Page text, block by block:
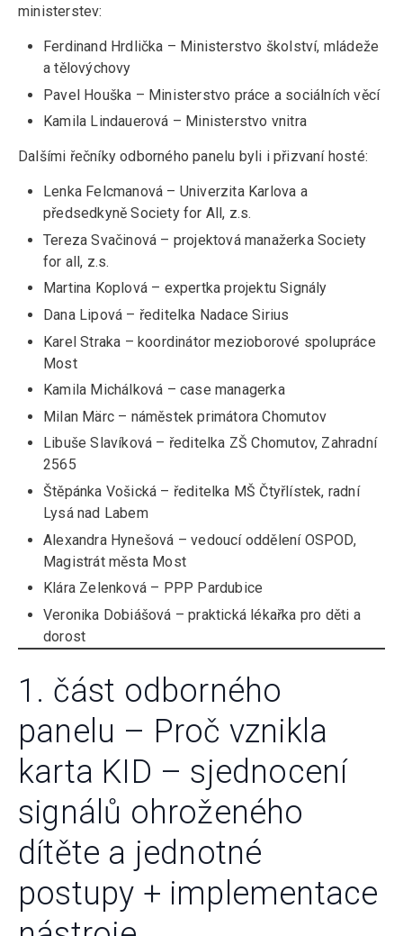
ministerstev:
Ferdinand Hrdlička – Ministerstvo školství, mládeže
a tělovýchovy
Pavel Houška – Ministerstvo práce a sociálních věcí
Kamila Lindauerová – Ministerstvo vnitra
Dalšími řečníky odborného panelu byli i přizvaní hosté:
Lenka Felcmanová – Univerzita Karlova a
předsedkyně Society for All, z.s.
Tereza Svačinová – projektová manažerka Society
for all, z.s.
Martina Koplová – expertka projektu Signály
Dana Lipová – ředitelka Nadace Sirius
Karel Straka – koordinátor mezioborové spolupráce
Most
Kamila Michálková – case managerka
Milan Märc – náměstek primátora Chomutov
Libuše Slavíková – ředitelka ZŠ Chomutov, Zahradní
2565
Štěpánka Vošická – ředitelka MŠ Čtyřlístek, radní
Lysá nad Labem
Alexandra Hynešová – vedoucí oddělení OSPOD,
Magistrát města Most
Klára Zelenková – PPP Pardubice
Veronika Dobiášová – praktická lékařka pro děti a
dorost
1. část odborného
panelu – Proč vznikla
karta KID – sjednocení
signálů ohroženého
dítěte a jednotné
postupy + implementace